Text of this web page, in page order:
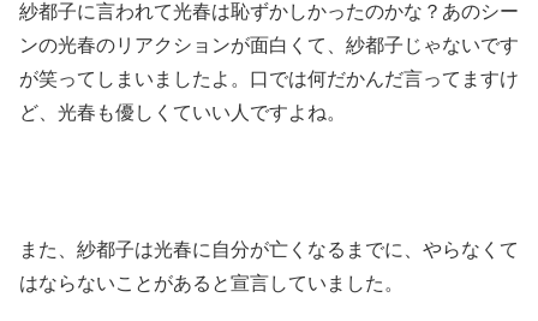
紗都子に言われて光春は恥ずかしかったのかな？あのシー
ンの光春のリアクションが面白くて、紗都子じゃないです
が笑ってしまいましたよ。口では何だかんだ言ってますけ
ど、光春も優しくていい人ですよね。
また、紗都子は光春に自分が亡くなるまでに、やらなくて
はならないことがあると宣言していました。